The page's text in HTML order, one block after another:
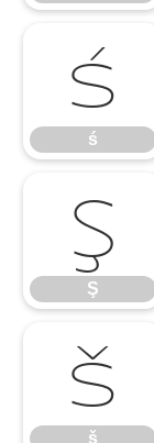
ś
ś
Ş
Ş
š
š